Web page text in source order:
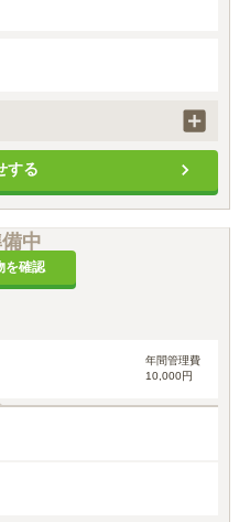
紋等）が含まれます。
する
中
を確認
年間管理費
10,000円